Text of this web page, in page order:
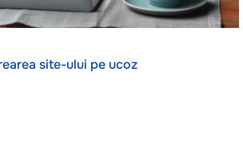
site-ului pe ucoz